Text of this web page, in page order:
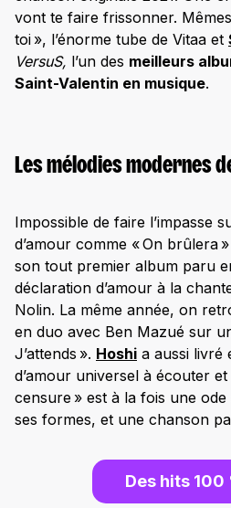
vont te faire frissonner.
toi », l’énorme tube de Vitaa et
VersuS, l’un des meilleurs
Saint-Valentin en musique.
Les mélodies modernes
Impossible de faire l’impasse
d’amour comme « On brûlera
son tout premier album paru
déclaration d’amour à la
Nolin. La même année, on
en duo avec Ben Mazué sur
J’attends ». Hoshi a aussi livré
d’amour universel à écouter
censure » est à la fois une ode
ses formes, et une chanson
Des hits 100